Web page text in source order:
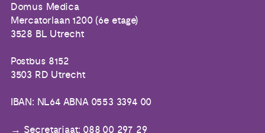
Domus Medica
Mercatorlaan 1200 (6e etage)
3528 BL Utrecht
Postbus 8152
3503 RD Utrecht
IBAN: NL64 ABNA 0553 3394 00
Secretariaat: 088 00 297 29